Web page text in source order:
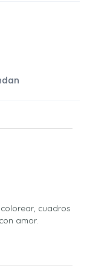
cuadros
amor.